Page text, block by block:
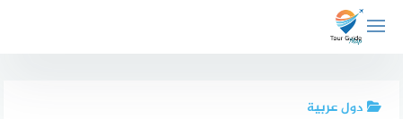
المحتوى
دول عربية